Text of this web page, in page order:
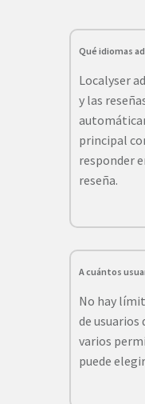
Qué idiomas
Localyser
y las
principal
responder
reseña.
A cuántos
No hay
de usuarios
varios
puede